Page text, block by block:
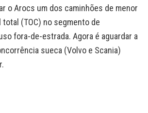
o Arocs um dos caminhões de menor
(TOC) no segmento de
fora-de-estrada. Agora é aguardar a
sueca (Volvo e Scania)